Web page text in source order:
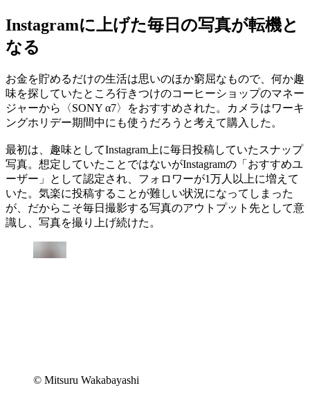
Instagramに上げた毎日の写真が転機と
なる
お金を貯めるだけの生活は思いのほか窮屈なもので、何か趣
味を探していたところ行きつけのコーヒーショップのマネー
ジャーから〈SONY α7〉をおすすめされた。カメラはワーキ
ングホリデー期間中にも使うだろうと考えて購入した。
最初は、趣味としてInstagram上に毎日投稿していたスナップ
写真。想定していたことではないがInstagramの「おすすめユ
ーザー」として認定され、フォロワーが1万人以上に増えて
いた。気楽に投稿することが難しい状況になってしまった
が、だからこそ毎日撮影する写真のアウトプット先として意
識し、写真を撮り上げ続けた。
© Mitsuru Wakabayashi